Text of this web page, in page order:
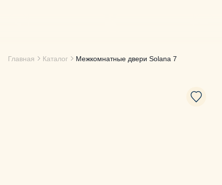
Главная Каталог Межкомнатные двери Solana 7